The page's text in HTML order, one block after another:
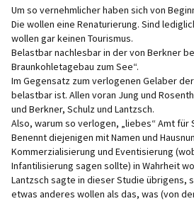
Um so vernehmlicher haben sich von
Die wollen eine Renaturierung. Sind
wollen gar keinen Tourismus.
Belastbar nachlesbar in der von Berkner
Braunkohletagebau zum See“.
Im Gegensatz zum verlogenen Gelaber
belastbar ist. Allen voran Jung und
und Berkner, Schulz und Lantzsch.
Also, warum so verlogen, „liebes“ Amt für
Benennt diejenigen mit Namen und
Kommerzialisierung und Eventisierung
Infantilisierung sagen sollte) in Wahrheit
Lantzsch sagte in dieser Studie übrigens,
etwas anderes wollen als das, was (von